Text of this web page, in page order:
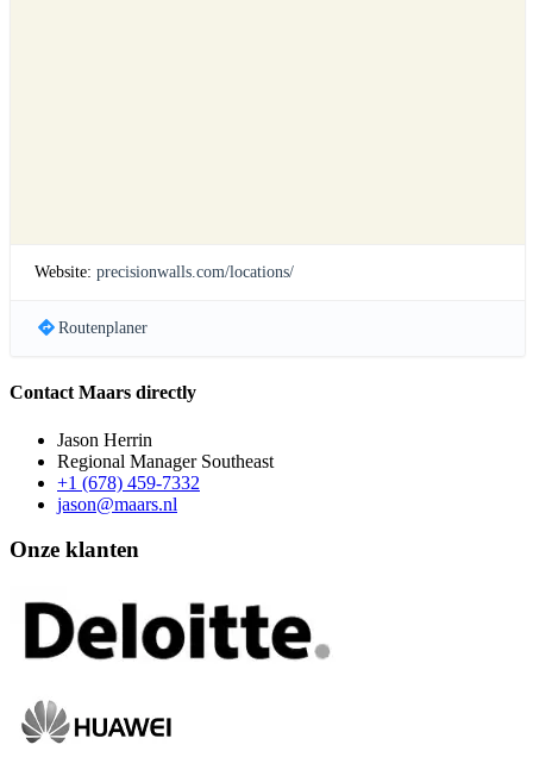
Website: precisionwalls.com/locations/
Routenplaner
Contact Maars directly
Jason Herrin
Regional Manager Southeast
+1 (678) 459-7332
jason@maars.nl
Onze klanten